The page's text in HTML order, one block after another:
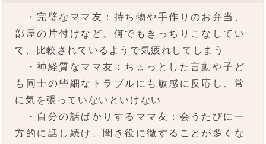
・完璧なママ友：持ち物や手作りのお弁当、
部屋の片付けなど、何でもきっちりこなしてい
て、比較されているようで気疲れしてしまう
・神経質なママ友：ちょっとした言動や子ど
も同士の些細なトラブルにも敏感に反応し、常
に気を張っていないといけない
・自分の話ばかりするママ友：会うたびに一
方的に話し続け、聞き役に徹することが多くな